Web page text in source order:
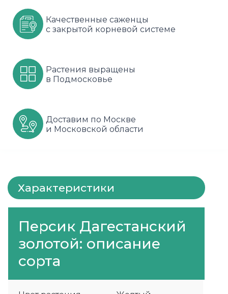
Шелковица
Яблони
Сортовые
Черника
Шиповник
Спрей
Флорибунда
Чайно гибридные
Шрабы
Качественные саженцы
с закрытой корневой системе
Растения выращены
в Подмосковье
Доставим по Москве
и Московской области
Характеристики
Персик Дагестанский
золотой: описание
сорта